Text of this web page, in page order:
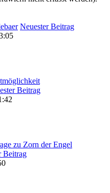
Neuester Beitrag
Beitrag
zu Zorn der Engel
Beitrag